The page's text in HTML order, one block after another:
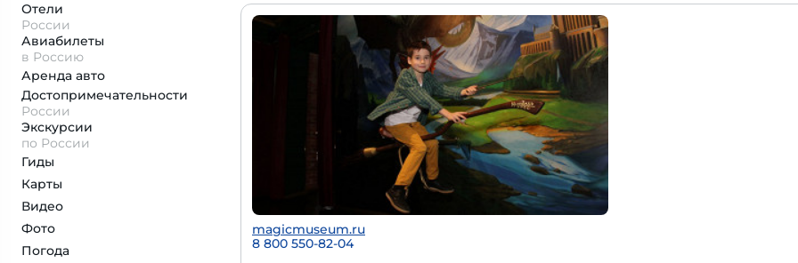
Отели
России
Авиабилеты
в Россию
Аренда авто
Достопримеча­тельности
России
Экскурсии
по России
Гиды
Карты
Видео
Фото
Погода
magicmuseum.ru
8 800 550-82-04